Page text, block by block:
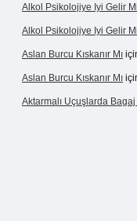
Alkol Psikolojiye Iyi Gelir Mi
Alkol Psikolojiye Iyi Gelir Mi
Aslan Burcu Kıskanır Mı
Aslan Burcu Kıskanır Mı
Aktarmalı Uçuşlarda